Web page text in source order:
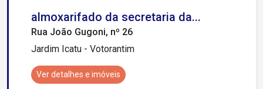
almoxarifado da secretaria da...
Rua João Gugoni, nº 26
Jardim Icatu - Votorantim
Ver detalhes e imóveis